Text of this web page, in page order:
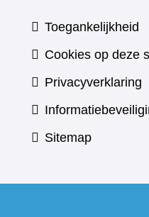
Toegankelijkheid
Cookies op deze
Privacyverklaring
Sitemap